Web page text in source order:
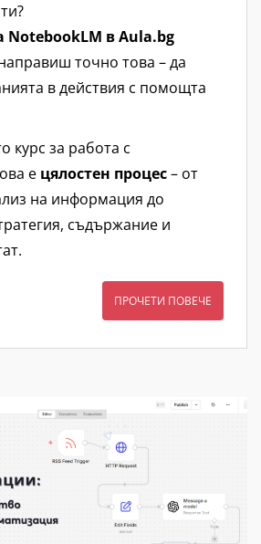
NotebookLM в Aula.bg
точно това – да
в действия с помощта
курс за работа с
е цялостен процес– от
на информация до
съдържание и
ПРОЧЕТИ ПОВЕЧЕ